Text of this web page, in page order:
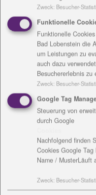
geweckt und
Menschen, gerade
da sind“, verdeutlicht
In dieser Zeit voller
an die Menschen
soll aufrütteln,
Nachdenken anregen.
sich wieder ein
Gesellschaft
dass es uns gelungen
aktuellen
Spiegel vor und soll
über die Frage, inwas
wollen.“
Die Menschheit habe
Zweck: Besucher-
Funktionelle
Funktionelle
Bad Lobenstein die
um Leistungen zu
auch dazu
Besuchererlebnis zu
Zweck: Besucher-
Google Tag
Steuerung von
durch Google
Nachfolgend finden
Cookies Google Tag
Name / MusterLäuft
Zweck: Besucher-